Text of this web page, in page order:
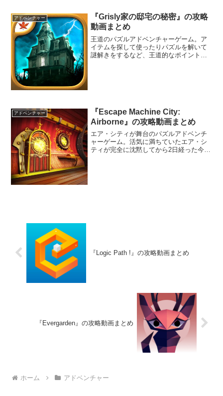
アドベンチャー
『Grisly家の邸宅の秘密』の攻略
動画まとめ
王道のパズルアドベンチャーゲーム。ア
イテムを探して使ったりパズルを解いて
謎解きをするなど、王道的なポイント＆
アドベンチャー
『Escape Machine City:
Airborne』の攻略動画まとめ
エア・シティが舞台のパズルアドベンチ
ャーゲーム。活気に満ちていたエア・シ
ティが完全に沈黙してから2日経った今、
『Logic Path !』の攻略動画まとめ
『Evergarden』の攻略動画まとめ
ホーム アドベンチャー